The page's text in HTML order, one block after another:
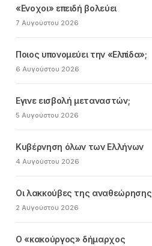
«Ενοχοι» επειδή βολεύει
7 Αυγούστου 2026
Ποιος υπονομεύει την «Ελπίδα»;
6 Αυγούστου 2026
Εγινε εισβολή μεταναστών;
5 Αυγούστου 2026
Κυβέρνηση όλων των Ελλήνων
4 Αυγούστου 2026
Οι λακκούβες της αναθεώρησης
2 Αυγούστου 2026
Ο «κακούργος» δήμαρχος